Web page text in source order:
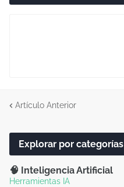
Artículo Anterior
Explorar por categorías
🧠 Inteligencia Artificial
Herramientas IA